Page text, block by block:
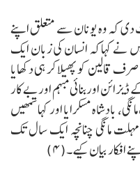
کہ وہ یونان سے متعلق اپنے
نے کہا کہ انسان کی زبان ایک
قالین کو پھیلا کر ہی دکھایا
اوربنائی مبہم اور بے کار
مسکرایا اور کہا تمھیں
مانگی چنانچہ ایک سال تک
بیان کیے۔(۴)